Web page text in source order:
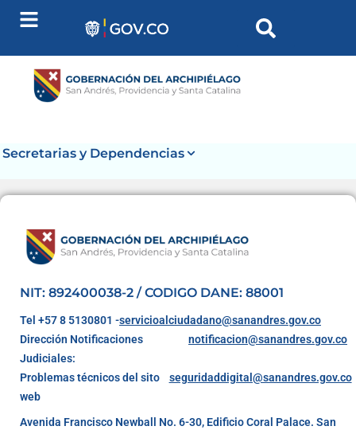
contenido
Secretarias y Dependencias
NIT: 892400038-2 / CODIGO DANE: 88001
Tel +57 8 5130801 -servicioalciudadano@sanandres.gov.co
Dirección Notificaciones
Judiciales:
notificacion@sanandres.gov.co
Problemas técnicos del sito
web
seguridaddigital@sanandres.gov.co
Avenida Francisco Newball No. 6-30, Edificio Coral Palace. San